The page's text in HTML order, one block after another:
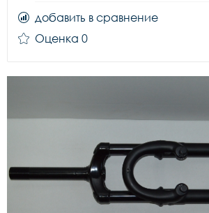
добавить в сравнение
Оценка 0